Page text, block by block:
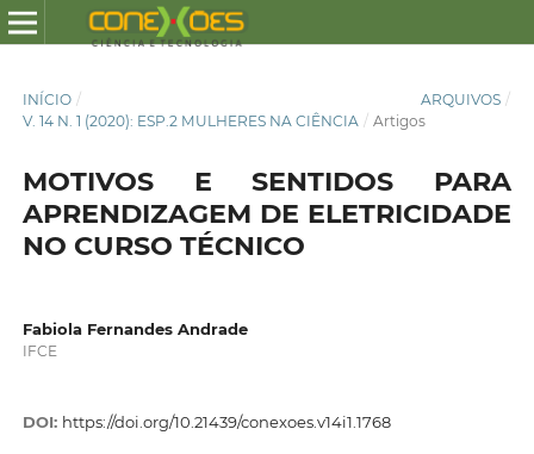
INÍCIO / ARQUIVOS /
V. 14 N. 1 (2020): ESP.2 MULHERES NA CIÊNCIA / Artigos
MOTIVOS E SENTIDOS PARA
APRENDIZAGEM DE ELETRICIDADE
NO CURSO TÉCNICO
Fabiola Fernandes Andrade
IFCE
DOI: https://doi.org/10.21439/conexoes.v14i1.1768